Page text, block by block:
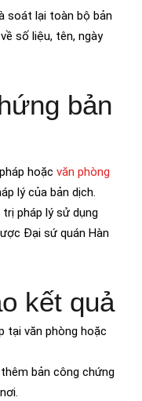
soát lại toàn bộ bản
số liệu, tên, ngày
bản
hoặc văn phòng
lý của bản dịch.
pháp lý sử dụng
Đại sứ quán Hàn
kết quả
tại văn phòng hoặc
bản công chứng